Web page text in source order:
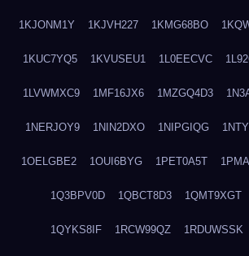
1KJONM1Y 1KJVH227 1KMG68BO
1KUC7YQ5 1KVUSEU1 1L0EECVC
1LVWMXC9 1MF16JX6 1MZGQ4D3
1NERJOY9 1NIN2DXO 1NIPGIQG
1OELGBE2 1OUI6BYG 1PET0A5T
1Q3BPV0D 1QBCT8D3 1QMT9XGT
1QYKS8IF 1RCW99QZ 1RDUWSSK